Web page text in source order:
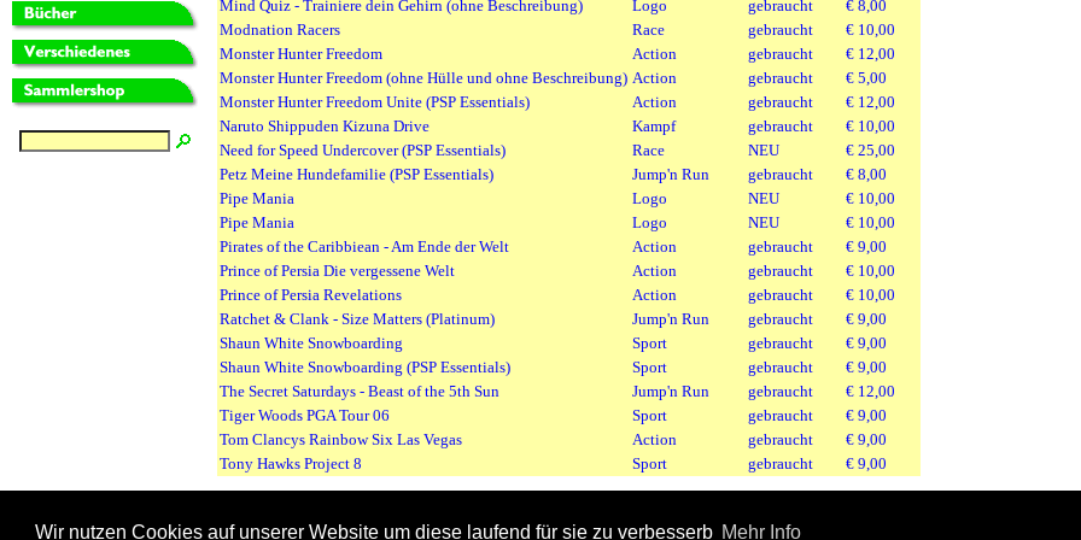
Wir nutzen Cookies auf unserer Website um diese laufend für sie zu verbesserb Mehr Info
Mind Quiz - Trainiere dein Gehirn (ohne Beschreibung) Logo gebraucht
€ 8,00
Modnation Racers
Race gebraucht
€ 10,00
Monster Hunter Freedom
Action gebraucht
€ 12,00
Monster Hunter Freedom (ohne Hülle und ohne Beschreibung) Action gebraucht
€ 5,00
Monster Hunter Freedom Unite (PSP Essentials)
Action gebraucht
€ 12,00
Naruto Shippuden Kizuna Drive
Kampf gebraucht
€ 10,00
Need for Speed Undercover (PSP Essentials)
Race NEU
€ 25,00
Petz Meine Hundefamilie (PSP Essentials)
Jump'n Run gebraucht
€ 8,00
Pipe Mania
Logo NEU
€ 10,00
Pipe Mania
Logo NEU
€ 10,00
Pirates of the Caribbiean - Am Ende der Welt
Action gebraucht
€ 9,00
Prince of Persia Die vergessene Welt
Action gebraucht
€ 10,00
Prince of Persia Revelations
Action gebraucht
€ 10,00
Ratchet & Clank - Size Matters (Platinum)
Jump'n Run gebraucht
€ 9,00
Shaun White Snowboarding
Sport gebraucht
€ 9,00
Shaun White Snowboarding (PSP Essentials)
Sport gebraucht
€ 9,00
The Secret Saturdays - Beast of the 5th Sun
Jump'n Run gebraucht
€ 12,00
Tiger Woods PGA Tour 06
Sport gebraucht
€ 9,00
Tom Clancys Rainbow Six Las Vegas
Action gebraucht
€ 9,00
Tony Hawks Project 8
Sport gebraucht € 9,00